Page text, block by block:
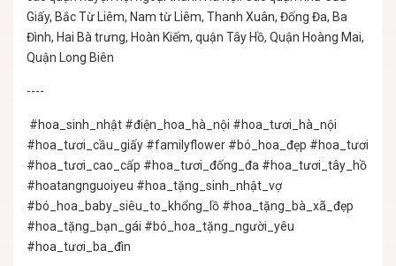
Giấy, Bắc Từ Liêm, Nam từ Liêm, Thanh Xuân, Đống Đa, Ba
Đình, Hai Bà trưng, Hoàn Kiếm, quận Tây Hồ, Quận Hoàng Mai,
Quận Long Biên
----
#hoa_sinh_nhật #điện_hoa_hà_nội #hoa_tươi_hà_nội
#hoa_tươi_cầu_giấy #familyflower #bó_hoa_đẹp #hoa_tươi
#hoa_tươi_cao_cấp #hoa_tươi_đống_đa #hoa_tươi_tây_hồ
#hoatangnguoiyeu #hoa_tặng_sinh_nhật_vợ
#bó_hoa_baby_siêu_to_khổng_lồ #hoa_tặng_bà_xã_đẹp
#hoa_tặng_bạn_gái #bó_hoa_tặng_người_yêu
#hoa_tươi_ba_đìn